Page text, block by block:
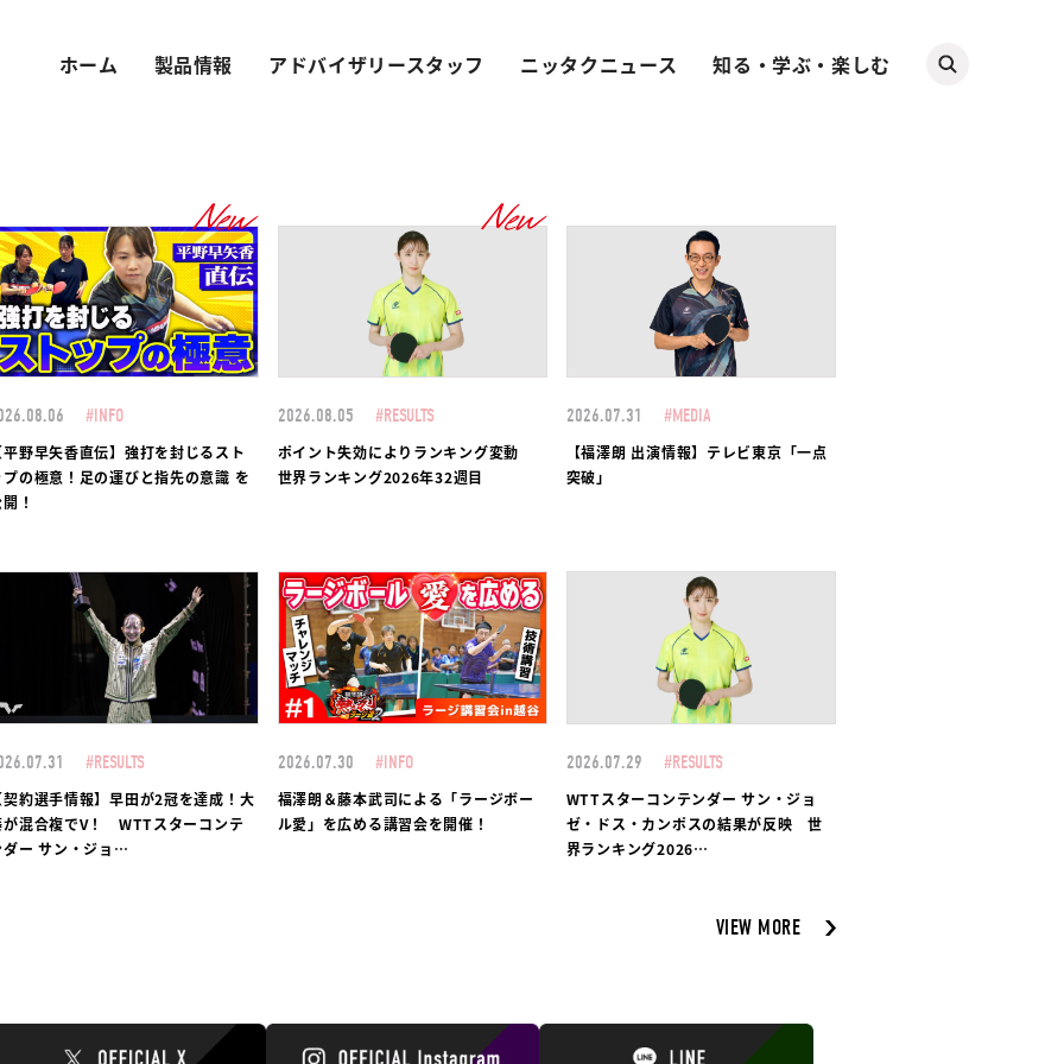
ホーム 製品情報 アドバイザリースタッフ ニッタクニュース 知る・学ぶ・楽しむ
#INFO
平野早矢香直伝】強打を封じるスト
プの極意！足の運びと指先の意識 を
！
2026.08.05 #RESULTS
ポイント失効によりランキング変動
世界ランキング2026年32週目
2026.07.31 #MEDIA
【福澤朗 出演情報】テレビ東京「一点
突破」
#RESULTS
契約選手情報】早田が2冠を達成！大
が混合複でV！ WTTスターコンテ
ダー サン・ジョ…
2026.07.30 #INFO
福澤朗＆藤本武司による「ラージボー
ル愛」を広める講習会を開催！
2026.07.29 #RESULTS
WTTスターコンテンダー サン・ジョ
ゼ・ドス・カンポスの結果が反映 世
界ランキング2026…
VIEW MORE